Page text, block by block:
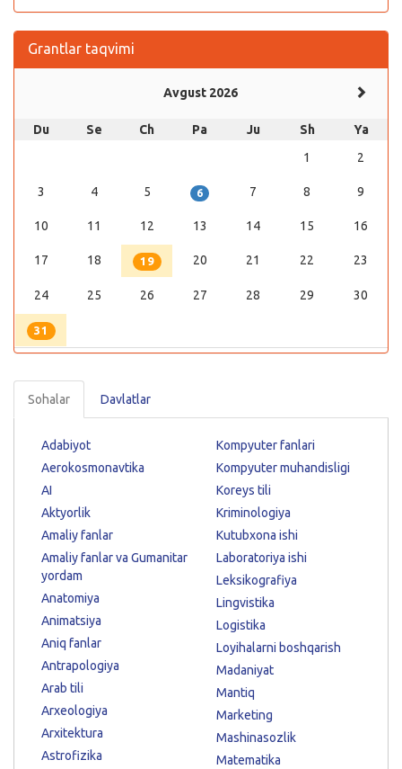
Grantlar taqvimi
Avgust 2026
Du Se Ch Pa Ju Sh
Ya
1
2
3 4 5 6 7 8 9
10 11 12 13 14 15 16
17 18 19 20 21 22 23
24 25 26 27 28 29 30
31
Sohalar Davlatlar
Adabiyot
Aerokosmonavtika
AI
Aktyorlik
Amaliy fanlar
Amaliy fanlar va Gumanitar
yordam
Anatomiya
Animatsiya
Aniq fanlar
Antrapologiya
Arab tili
Arxeologiya
Arxitektura
Astrofizika
Kompyuter fanlari
Kompyuter muhandisligi
Koreys tili
Kriminologiya
Kutubxona ishi
Laboratoriya ishi
Leksikografiya
Lingvistika
Logistika
Loyihalarni boshqarish
Madaniyat
Mantiq
Marketing
Mashinasozlik
Matematika